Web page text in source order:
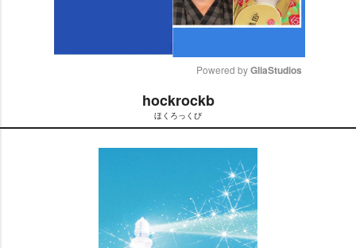
t
e
Powered by GliaStudios
hockrockb
ほくろっくび